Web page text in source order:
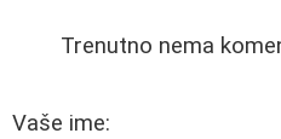
Trenutno nema
Vaše ime: